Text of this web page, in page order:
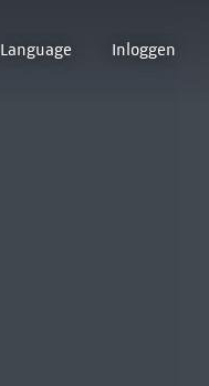
Language Inloggen